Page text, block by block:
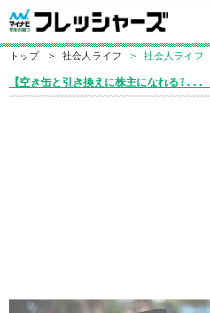
トップ > 社会人ライフ > 社会人ライフ
【空き缶と引き換えに株主になれる?...